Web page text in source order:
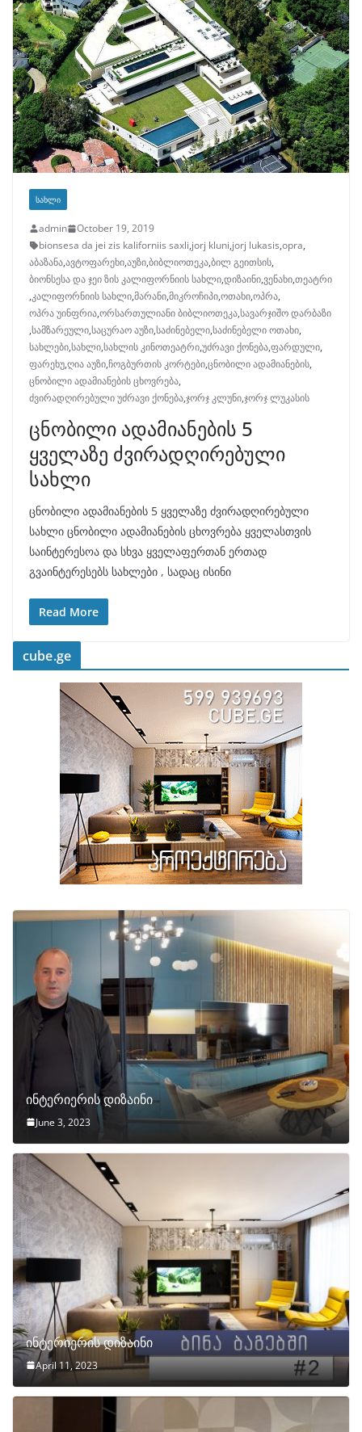
ᲡᲐᲮᲚᲘ
admin
October 19, 2019
bionsesa da jei zis kaliforniis saxli,jorj kluni,jorj lukasis,opra,
აბაზანა,ავტოფარეხი,აუზი,ბიბლიოთეკა,ბილ გეითსის,
ბიონსესა და ჯეი ზის კალიფორნიის სახლი,დიზაინი,ვენახი,თეატრი
,კალიფორნიის სახლი,მარანი,მიკროჩიპი,ოთახი,ოპრა,
ოპრა უინფრია,ორსართულიანი ბიბლიოთეკა,სავარჯიშო დარბაზი
,სამზარეული,საცურაო აუზი,საძინებელი,საძინებელი ოთახი,
სახლები,სახლი,სახლის კინოთეატრი,უძრავი ქონება,ფარდული,
ფარეხუ,ღია აუზი,ჩოგბურთის კორტები,ცნობილი ადამიანების,
ცნობილი ადამიანების ცხოვრება,
ძვირადღირებული უძრავი ქონება,ჯორჯ კლუნი,ჯორჯ ლუკასის
ცნობილი ადამიანების 5
ყველაზე ძვირადღირებული
სახლი
ცნობილი ადამიანების 5 ყველაზე ძვირადღირებული
სახლი ცნობილი ადამიანების ცხოვრება ყველასთვის
საინტერესოა და სხვა ყველაფერთან ერთად
გვაინტერესებს სახლები , სადაც ისინი
Read More
cube.ge
ინტერიერის დიზაინი
June 3, 2023
ინტერიერის დიზაინი
April 11, 2023